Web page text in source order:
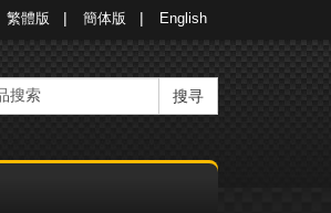
繁體版 簡体版 English
搜寻